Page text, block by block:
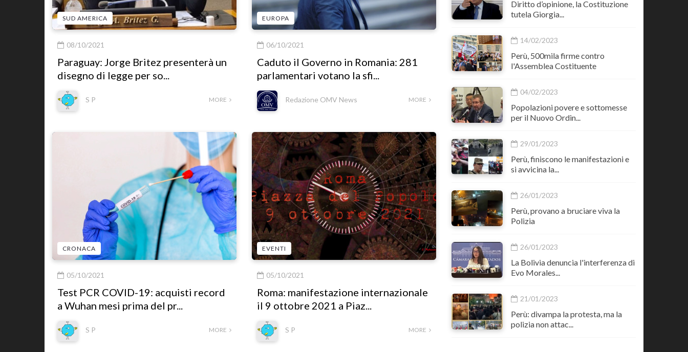
SUD AMERICA
08/10/2021
Paraguay: Jorge Britez presenterà un
disegno di legge per so...
S P MORE
EUROPA
06/10/2021
Caduto il Governo in Romania: 281
parlamentari votano la sfi...
Redazione OMV News MORE
CRONACA
05/10/2021
Test PCR COVID-19: acquisti record
a Wuhan mesi prima del pr...
S P MORE
EVENTI
05/10/2021
Roma: manifestazione internazionale
il 9 ottobre 2021 a Piaz...
S P MORE
Diritto d’opinione, la Costituzione
tutela Giorgia...
14/02/2023
Perù, 500mila firme contro
l'Assemblea Costituente
04/02/2023
Popolazioni povere e sottomesse
per il Nuovo Ordin...
29/01/2023
Perù, finiscono le manifestazioni e
si avvicina la...
26/01/2023
Perù, provano a bruciare viva la
Polizia
26/01/2023
La Bolivia denuncia l'interferenza di
Evo Morales...
21/01/2023
Perù: divampa la protesta, ma la
polizia non attac...